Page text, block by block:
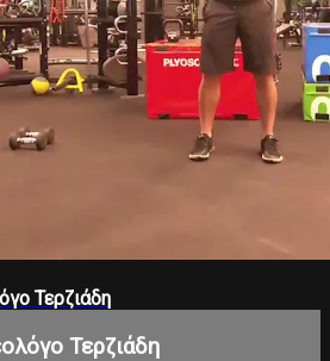
Τερζιάδη
Τερζιάδη